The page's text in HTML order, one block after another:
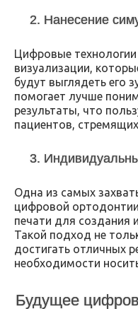
2. Нанесение
Цифровые
визуализации,
будут выглядеть его
помогает лучше
результаты, что
пациентов,
3.
Одна из самых
цифровой
печати для создания
Такой подход не
достигать отличных
необходимости
Будущее